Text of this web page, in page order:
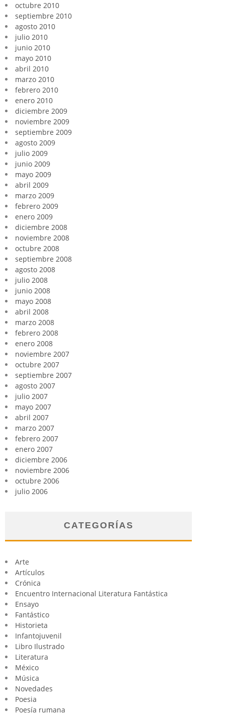
octubre 2010
septiembre 2010
agosto 2010
julio 2010
junio 2010
mayo 2010
abril 2010
marzo 2010
febrero 2010
enero 2010
diciembre 2009
noviembre 2009
septiembre 2009
agosto 2009
julio 2009
junio 2009
mayo 2009
abril 2009
marzo 2009
febrero 2009
enero 2009
diciembre 2008
noviembre 2008
octubre 2008
septiembre 2008
agosto 2008
julio 2008
junio 2008
mayo 2008
abril 2008
marzo 2008
febrero 2008
enero 2008
noviembre 2007
octubre 2007
septiembre 2007
agosto 2007
julio 2007
mayo 2007
abril 2007
marzo 2007
febrero 2007
enero 2007
diciembre 2006
noviembre 2006
octubre 2006
julio 2006
CATEGORÍAS
Arte
Artículos
Crónica
Encuentro Internacional Literatura Fantástica
Ensayo
Fantástico
Historieta
Infantojuvenil
Libro Ilustrado
Literatura
México
Música
Novedades
Poesia
Poesía rumana